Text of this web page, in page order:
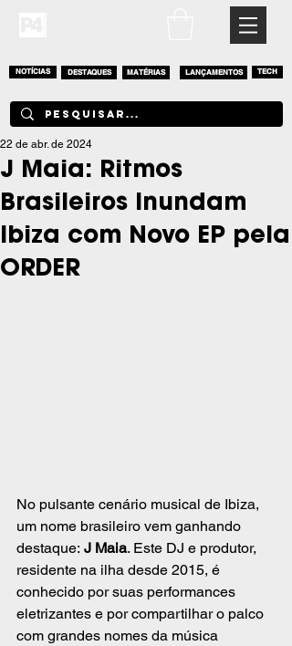
NOTÍCIAS DESTAQUES MATÉRIAS LANÇAMENTOS TECH
J Maia: Ritmos
Brasileiros Inundam
Ibiza com Novo EP pela
ORDER
22 de abr. de 2024
No pulsante cenário musical de Ibiza,
um nome brasileiro vem ganhando
destaque: J Maia. Este DJ e produtor,
residente na ilha desde 2015, é
conhecido por suas performances
eletrizantes e por compartilhar o palco
com grandes nomes da música